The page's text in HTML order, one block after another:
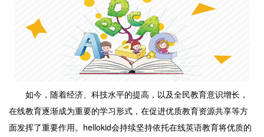
如今，随着经济、科技水平的提高，以及全民教育意识增长，
在线教育逐渐成为重要的学习形式，在促进优质教育资源共享等方
面发挥了重要作用。hellokid会持续坚持依托在线英语教育将优质的